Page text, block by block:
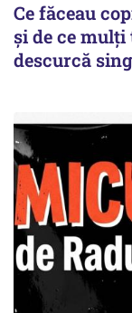
Ce făceau
și de ce
descurcă